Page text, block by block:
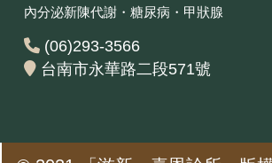
內分泌新陳代謝・糖尿病・甲狀腺
(06)293-3566
台南市永華路二段571號‎